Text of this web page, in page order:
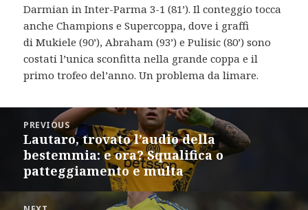
Darmian in Inter-Parma 3-1 (81’). Il conteggio tocca
anche Champions e Supercoppa, dove i graffi
di Mukiele (90’), Abraham (93’) e Pulisic (80’) sono
costati l’unica sconfitta nella grande coppa e il
primo trofeo del’anno. Un problema da limare.
navigation
PREVIOUS
Previous
post:
Lautaro, trovato l’audio della
bestemmia: e ora? Squalifica o
patteggiamento e multa